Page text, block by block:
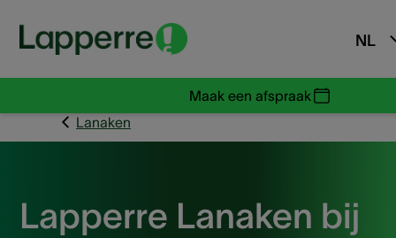
NL
Maak een afspraak
Lanaken
Lapperre Lanaken bij